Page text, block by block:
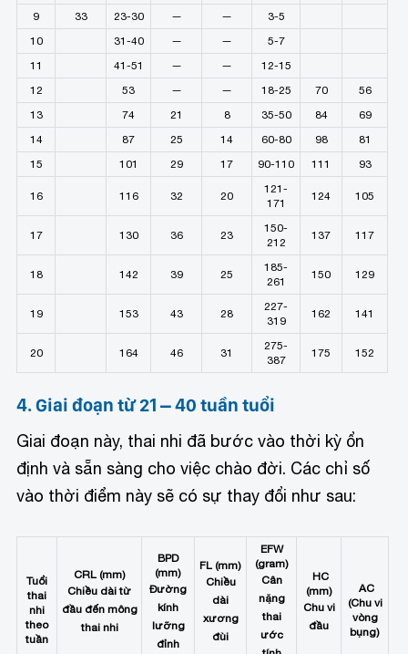
9
33 23-30 — —
3-5
10
31-40 — —
5-7
11
41-51 — —
12-15
12
53 — — 18-25 70
56
13
74 21 8 35-50 84
69
14
87 25 14 60-80 98
81
15
101 29 17 90-110 111 93
16 116 32 20
121-
171
124 105
17 130 36 23
150-
212
137 117
18 142 39 25
185-
261
150 129
19 153 43 28
227-
319
162 141
20 164 46 31
275-
387
175 152
4. Giai đoạn từ 21 – 40 tuần tuổi
Giai đoạn này, thai nhi đã bước vào thời kỳ ổn
định và sẵn sàng cho việc chào đời. Các chỉ số
vào thời điểm này sẽ có sự thay đổi như sau:
Tuổi
thai
nhi
theo
tuần
CRL (mm)
Chiều dài từ
đầu đến mông
thai nhi
BPD
(mm)
Đường
kính
lưỡng
đỉnh
FL (mm)
Chiều
dài
xương
đùi
EFW
(gram)
Cân
nặng
thai
ước
HC
(mm)
Chu vi
đầu
AC
(Chu vi
vòng
bụng)